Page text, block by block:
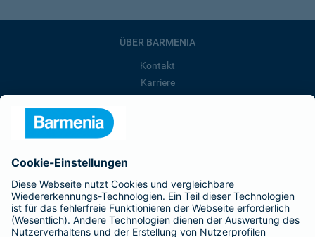
ÜBER BARMENIA
Kontakt
Karriere
Barmenia ist Teil der BarmeniaGothaer
BELIEBTE SEITEN
Kranken-Zusatzversicherung